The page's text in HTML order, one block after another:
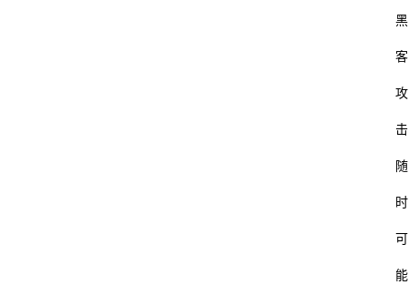
黑
客
攻
击
随
时
可
能